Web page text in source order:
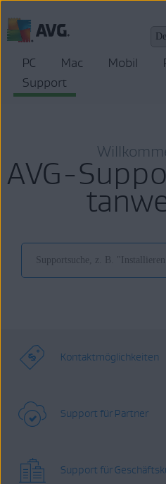
PC Mac Mobil
Support
AVG-
Kontaktmöglichkeiten
Support für Partner
Support für